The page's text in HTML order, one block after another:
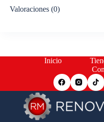
Valoraciones (0)
Inicio